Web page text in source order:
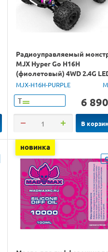
Радиоуправляемый
MJX Hyper Go H16H
(фиолетовый) 4WD 2.4G
GPS 1/16 RTR
MJX-H16H-PURPLE
Т 6 890
В
новинка